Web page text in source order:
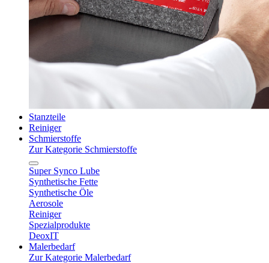
Stanzteile
Reiniger
Schmierstoffe
Zur Kategorie Schmierstoffe
Super Synco Lube
Synthetische Fette
Synthetische Öle
Aerosole
Reiniger
Spezialprodukte
DeoxIT
Malerbedarf
Zur Kategorie Malerbedarf